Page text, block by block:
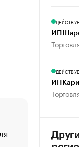
«От спорта
создавшей GTA
ИП
ИП